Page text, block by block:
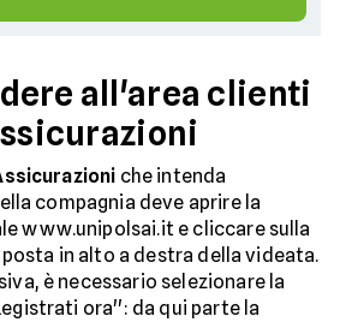
all'area clienti
che intenda
compagnia deve aprire la
www.unipolsai.it e cliccare sulla
in alto a destra della videata.
è necessario selezionare la
ora'': da qui parte la